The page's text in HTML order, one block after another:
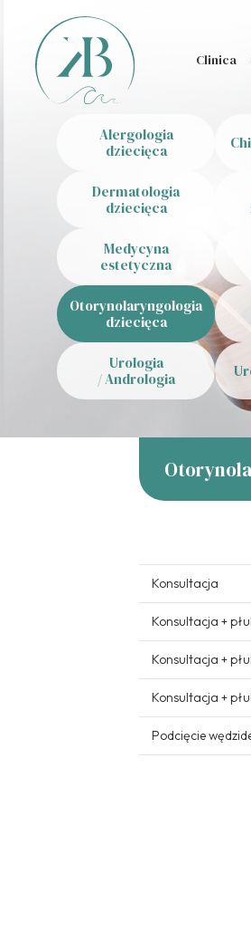
Clinica
Alergologia
dziecięca
Dermatologia
dziecięca
Medycyna
estetyczna
Otorynolaryngologia
dziecięca
Urologia
/ Andrologia
Konsultacja
Konsultacja +
Konsultacja +
Konsultacja +
Podcięcie